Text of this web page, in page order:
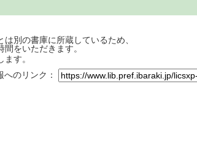
別の書庫に所蔵しているため、
をいただきます。
す。
へのリンク：
ー